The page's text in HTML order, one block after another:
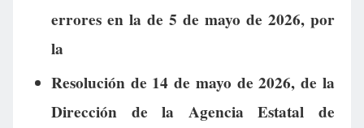
errores en la de 5 de mayo de 2026, por
la
Resolución de 14 de mayo de 2026, de la
Dirección de la Agencia Estatal de